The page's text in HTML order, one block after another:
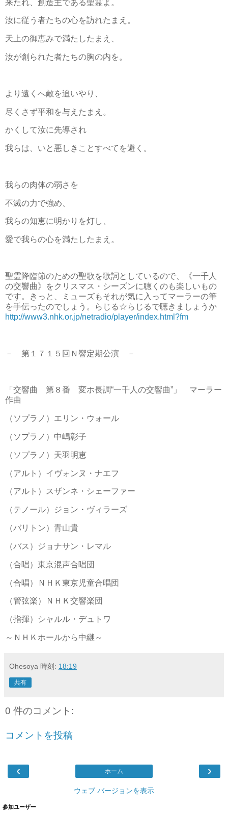
来たれ、創造主である聖霊よ。
汝に従う者たちの心を訪れたまえ。
天上の御恵みで満たしたまえ、
汝が創られた者たちの胸の内を。
より遠くへ敵を追いやり、
尽くさず平和を与えたまえ。
かくして汝に先導され
我らは、いと悪しきことすべてを避く。
我らの肉体の弱さを
不滅の力で強め、
我らの知恵に明かりを灯し、
愛で我らの心を満たしたまえ。
聖霊降臨節のための聖歌を歌詞としているので、《一千人
の交響曲》をクリスマス・シーズンに聴くのも楽しいもの
です。きっと、ミューズもそれが気に入ってマーラーの筆
を手伝ったのでしょう。らじる☆らじるで聴きましょうか
http://www3.nhk.or.jp/netradio/player/index.html?fm
－ 第１７１５回Ｎ響定期公演 －
「交響曲 第８番 変ホ長調“一千人の交響曲”」 マーラー
作曲
（ソプラノ）エリン・ウォール
（ソプラノ）中嶋彰子
（ソプラノ）天羽明恵
（アルト）イヴォンヌ・ナエフ
（アルト）スザンネ・シェーファー
（テノール）ジョン・ヴィラーズ
（バリトン）青山貴
（バス）ジョナサン・レマル
（合唱）東京混声合唱団
（合唱）ＮＨＫ東京児童合唱団
（管弦楽）ＮＨＫ交響楽団
（指揮）シャルル・デュトワ
～ＮＨＫホールから中継～
Ohesoya 時刻: 18:19
共有
0 件のコメント:
コメントを投稿
‹ ›
ホーム
ウェブ バージョンを表示
参加ユーザー